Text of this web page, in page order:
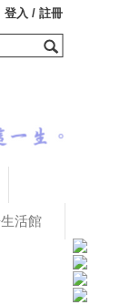
活館
登入 / 註冊